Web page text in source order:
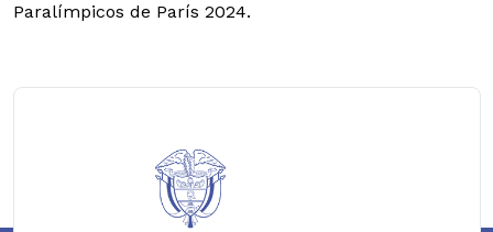
Paralímpicos de París 2024.